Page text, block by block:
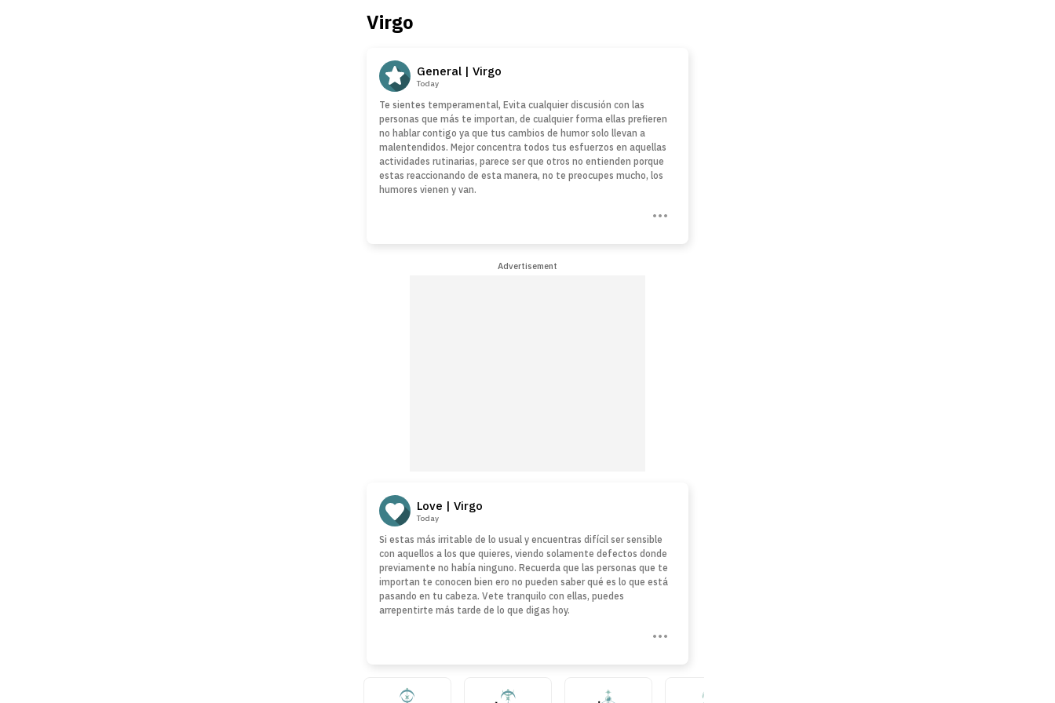
Virgo
General | Virgo
Today
Te sientes temperamental, Evita cualquier discusión con las
personas que más te importan, de cualquier forma ellas prefieren
no hablar contigo ya que tus cambios de humor solo llevan a
malentendidos. Mejor concentra todos tus esfuerzos en aquellas
actividades rutinarias, parece ser que otros no entienden porque
estas reaccionando de esta manera, no te preocupes mucho, los
humores vienen y van.
Advertisement
Love | Virgo
Today
Si estas más irritable de lo usual y encuentras difícil ser sensible
con aquellos a los que quieres, viendo solamente defectos donde
previamente no había ninguno. Recuerda que las personas que te
importan te conocen bien ero no pueden saber qué es lo que está
pasando en tu cabeza. Vete tranquilo con ellas, puedes
arrepentirte más tarde de lo que digas hoy.